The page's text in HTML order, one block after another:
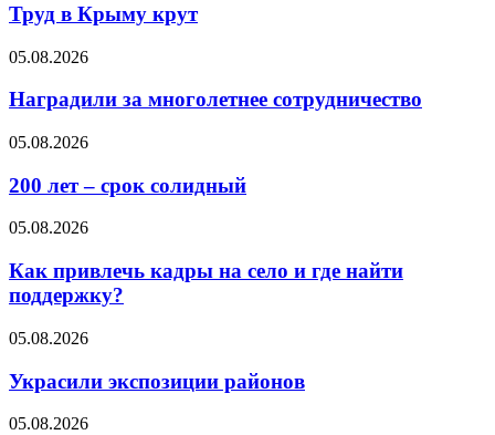
Труд в Крыму крут
05.08.2026
Наградили за многолетнее сотрудничество
05.08.2026
200 лет – срок солидный
05.08.2026
Как привлечь кадры на село и где найти
поддержку?
05.08.2026
Украсили экспозиции районов
05.08.2026